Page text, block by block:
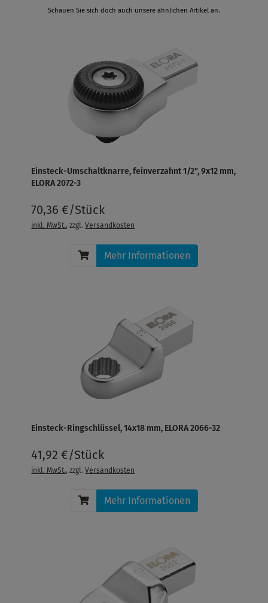
Schauen Sie sich doch auch unsere ähnlichen Artikel an.
Einsteck-Umschaltknarre, feinverzahnt 1/2", 9x12 mm,
ELORA 2072-3
70,36 €/Stück
inkl. MwSt., zzgl.Versandkosten
Mehr Informationen
Einsteck-Ringschlüssel, 14x18 mm, ELORA 2066-32
41,92 €/Stück
inkl. MwSt., zzgl.Versandkosten
Mehr Informationen